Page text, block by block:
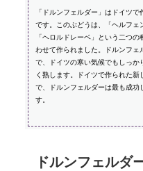
「ドルンフェルダー」はドイツ
です。このぶどうは、「ヘルフェ
「ヘロルドレーベ」という二つ
わせて作られました。ドルンフェ
で、ドイツの寒い気候でもしっか
く熟します。ドイツで作られた新
で、ドルンフェルダーは最も成功
す。
ドルンフェルダ